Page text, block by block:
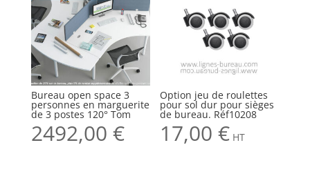
Bureau open space 3
personnes en marguerite
de 3 postes 120° Tom
2492,00 €
Option jeu de roulettes
pour sol dur pour sièges
de bureau. Réf10208
17,00€ HT